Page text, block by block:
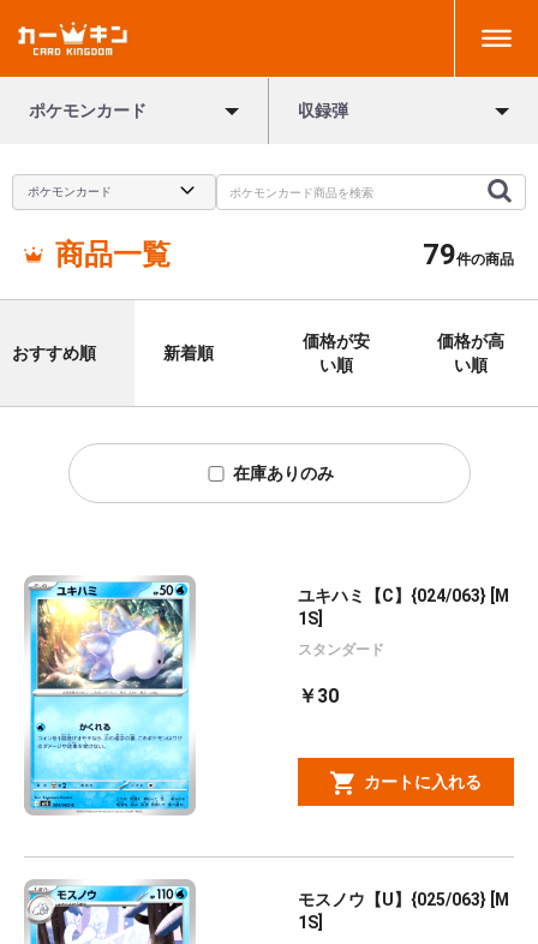
ポケモンカード 収録弾
商品一覧 79件の商品
おすすめ順 新着順
価格が安
い順
価格が高
い順
在庫ありのみ
ユキハミ【C】{024/063} [M
1S]
スタンダード
￥30
カートに入れる
モスノウ【U】{025/063} [M
1S]